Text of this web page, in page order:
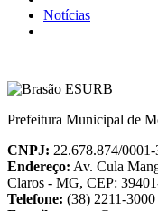
Notícias
Prefeitura Municipal de
CNPJ: 22.678.874/0001-
Endereço: Av. Cula
Claros - MG, CEP:
Telefone: (38) 2211-3000